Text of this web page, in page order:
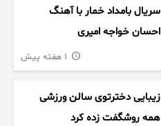
سریال بامداد خمار با آهنگ
احسان خواجه امیری
زیبایی دخترتوی سالن ورزشی
همه روشگفت زده کرد